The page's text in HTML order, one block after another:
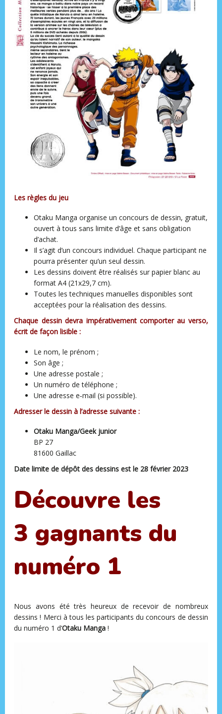
Les règles du jeu
Otaku Manga organise un concours de dessin, gratuit,
ouvert à tous sans limite d’âge et sans obligation
d’achat.
Il s’agit d’un concours individuel. Chaque participant ne
pourra présenter qu’un seul dessin.
Les dessins doivent être réalisés sur papier blanc au
format A4 (21x29,7 cm).
Toutes les techniques manuelles disponibles sont
acceptées pour la réalisation des dessins.
Chaque dessin devra impérativement comporter au verso,
écrit de façon lisible :
Le nom, le prénom ;
Son âge ;
Une adresse postale ;
Un numéro de téléphone ;
Une adresse e‑mail (si possible).
Adresser le dessin à l’adresse suivante :
Otaku Manga/Geek junior
BP 27
81600 Gaillac
Date limite de dépôt des dessins est le 28 février 2023
Découvre les
3 gagnants du
numéro 1
Nous avons été très heureux de recevoir de nombreux
dessins ! Merci à tous les participants du concours de dessin
du numéro 1 d’Otaku Manga !